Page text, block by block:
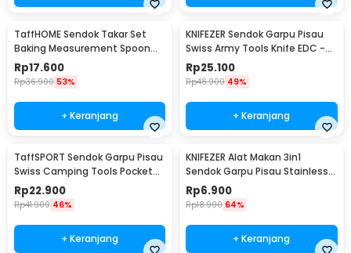
TaffHOME Sendok Takar Set
Baking Measurement Spoon
0.62-15ml 6 PCS - 16752
Rp17.600
Rp36.900 53%
+ Keranjang
KNIFEZER Sendok Garpu Pisau
Swiss Army Tools Knife EDC -
A010
Rp25.100
Rp48.900 49%
+ Keranjang
TaffSPORT Sendok Garpu Pisau
Swiss Camping Tools Pocket
Knife EDC 5in1 - A008
Rp22.900
Rp41.900 46%
+ Keranjang
KNIFEZER Alat Makan 3in1
Sendok Garpu Pisau Stainless
Travel 20cm - HG1514
Rp6.900
Rp18.900 64%
+ Keranjang